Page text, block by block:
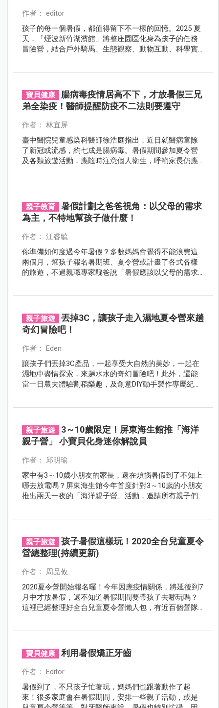
作者： editor
孩子的每一個暑假，都值得留下不一樣的回憶。2025 夏
天，「煙波新竹湖濱館」將整座園區化身為孩子的任務
冒險營，結合戶外騎馬、生態觀察、動物互動、科學實
寶貝健康
腸病毒疫情居高不下，才放暑假三兄
弟全染疫！醫師提醒防疫不二法則要遵守
作者： 林宜屏
臺中醫院兒童感染科醫師徐浩庭指出，近日就醫病童除
了新冠或流感，約七成是腸病毒。暑假期間參加夏令營
及各類旅遊活動，應隨時注意個人衛生，呼籲家長仍應
親子教育
暑假計劃之爸爸視角：以父母的需求
為主，不特地幫孩子做什麼！
作者： 江睿毓
你準備如何度過今年暑假？多數媽媽會覺得不能浪費這
兩個月，幫孩子報名暑期班、夏令營或計畫了各式各樣
的旅遊，不過親職專家醜爸說「暑假應該以父母的需求
親子旅遊
丟掉3C，讓孩子走入濕地夏令營來趟
奇幻冒險吧！
作者： Eden
讓孩子們丟掉3C產品，一起享受大自然的美妙，一起在
濕地中盡情探索，來趟水水的奇幻冒險吧！此外，還能
當一日農夫體驗割稻樂趣，及創意DIY動手製作專屬紀念
親子旅遊
3～10歲限定！屏東海生館推「海洋
親子營」 小寶貝化身迷你解說員
作者： 邱明瑜
家中有3～10歲小朋友的家長，還在煩惱暑假到了不知上
哪去放電嗎？屏東海生館今年首度針對3～10歲的小朋友
推出兩天一夜的「海洋親子營」活動，邀請所有親子們
親子旅遊
孩子暑假這樣玩！2020全台兒童夏令
營總整理(持續更新)
作者： 周品攸
2020夏令營開始報名囉！今年因應疫情關係，將延後到7
月中才放暑假，還不知道暑假期間要帶孩子去哪玩嗎？
這裡已經整理好全台兒童夏令營懶人包，有近百個營隊
寶貝健康 利用暑假矯正牙齒
作者： Editor
暑假到了，不只孩子忙著玩，媽媽們也跟著動作了起
來！很多家庭會在暑假期間，安排一些親子活動，或是